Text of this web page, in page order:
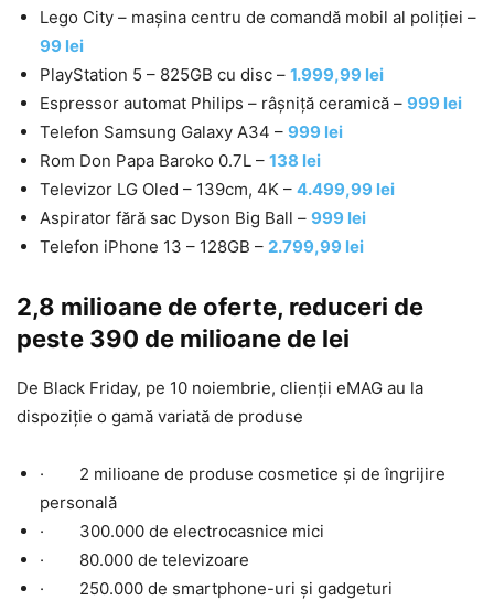
Lego City – mașina centru de comandă mobil al poliției –
99 lei
PlayStation 5 – 825GB cu disc – 1.999,99 lei
Espressor automat Philips – râșniță ceramică – 999 lei
Telefon Samsung Galaxy A34 – 999 lei
Rom Don Papa Baroko 0.7L – 138 lei
Televizor LG Oled – 139cm, 4K – 4.499,99 lei
Aspirator fără sac Dyson Big Ball – 999 lei
Telefon iPhone 13 – 128GB – 2.799,99 lei
2,8 milioane de oferte, reduceri de
peste 390 de milioane de lei
De Black Friday, pe 10 noiembrie, clienții eMAG au la
dispoziție o gamă variată de produse
· 2 milioane de produse cosmetice și de îngrijire
personală
· 300.000 de electrocasnice mici
· 80.000 de televizoare
· 250.000 de smartphone-uri și gadgeturi